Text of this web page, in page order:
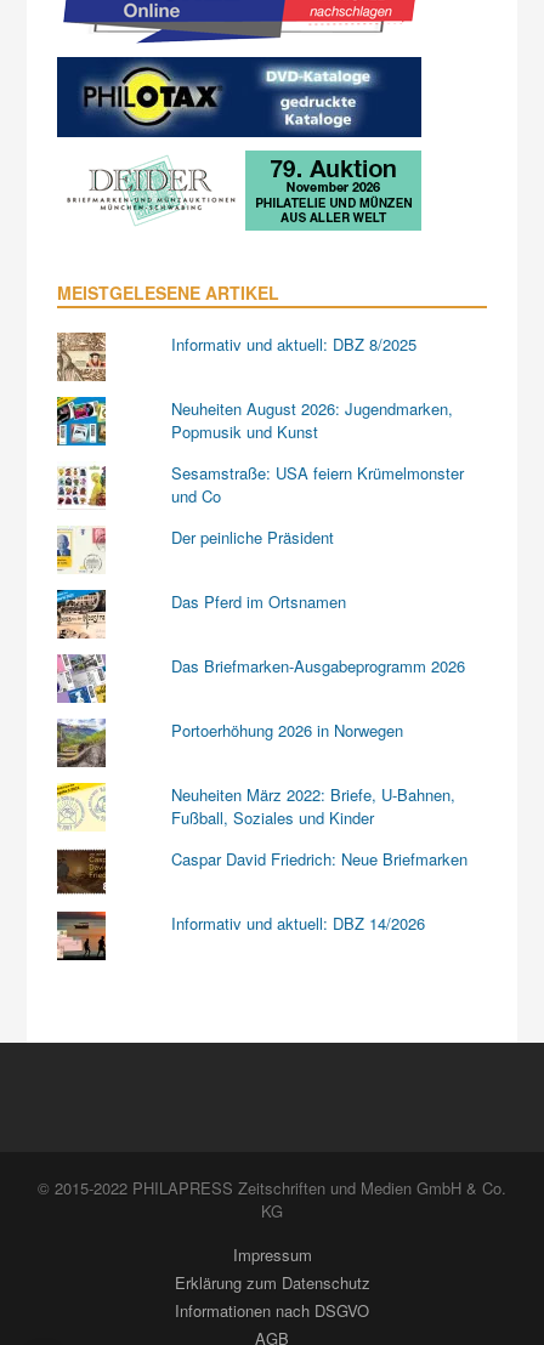
MEISTGELESENE ARTIKEL
Informativ und aktuell: DBZ 8/2025
Neuheiten August 2026: Jugendmarken,
Popmusik und Kunst
Sesamstraße: USA feiern Krümelmonster
und Co
Der peinliche Präsident
Das Pferd im Ortsnamen
Das Briefmarken-Ausgabeprogramm 2026
Portoerhöhung 2026 in Norwegen
Neuheiten März 2022: Briefe, U-Bahnen,
Fußball, Soziales und Kinder
Caspar David Friedrich: Neue Briefmarken
Informativ und aktuell: DBZ 14/2026
© 2015-2022 PHILAPRESS Zeitschriften und Medien GmbH & Co.
KG
Impressum
Erklärung zum Datenschutz
Informationen nach DSGVO
AGB